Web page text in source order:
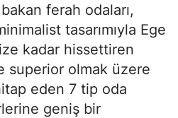
ferah odaları,
tasarımıyla Ege
kadar hissettiren
superior olmak üzere
eden 7 tip oda
geniş bir